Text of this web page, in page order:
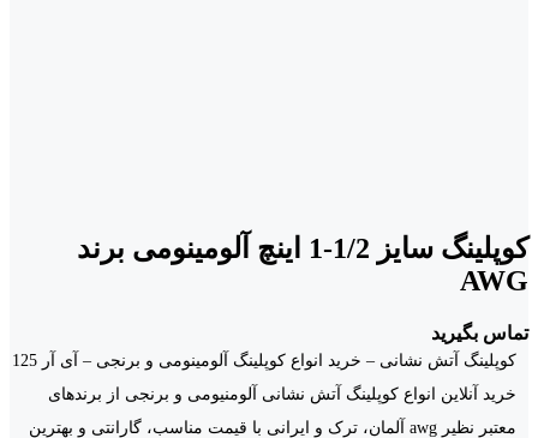
کوپلینگ سایز 1/2-1 اینچ آلومینومی برند
AWG
تماس بگیرید
کوپلینگ آتش نشانی – خرید انواع کوپلینگ آلومینومی و برنجی – آی آر 125
خرید آنلاین انواع کوپلینگ آتش نشانی آلومنیومی و برنجی از برندهای
معتبر نظیر awg آلمان، ترک و ایرانی با قیمت مناسب، گارانتی و بهترین